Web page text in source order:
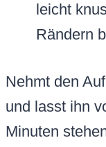
leicht
Rändern
Nehmt den
und lasst ihn
Minuten